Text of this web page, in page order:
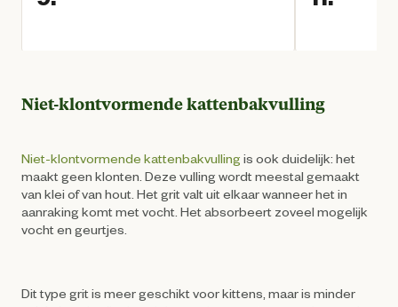
Niet-klontvormende kattenbakvulling
Niet-klontvormende kattenbakvulling is ook duidelijk: het
maakt geen klonten. Deze vulling wordt meestal gemaakt
van klei of van hout. Het grit valt uit elkaar wanneer het in
aanraking komt met vocht. Het absorbeert zoveel mogelijk
vocht en geurtjes.
Dit type grit is meer geschikt voor kittens, maar is minder